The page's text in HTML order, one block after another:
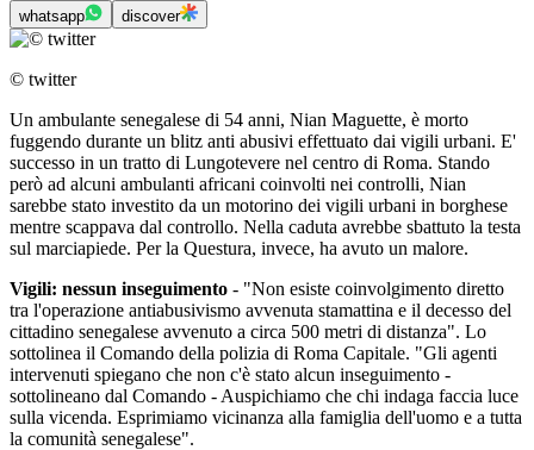
whatsapp discover
© twitter
Un ambulante senegalese di 54 anni, Nian Maguette, è morto
fuggendo durante un blitz anti abusivi effettuato dai vigili urbani. E'
successo in un tratto di Lungotevere nel centro di Roma. Stando
però ad alcuni ambulanti africani coinvolti nei controlli, Nian
sarebbe stato investito da un motorino dei vigili urbani in borghese
mentre scappava dal controllo. Nella caduta avrebbe sbattuto la testa
sul marciapiede. Per la Questura, invece, ha avuto un malore.
Vigili: nessun inseguimento - "Non esiste coinvolgimento diretto
tra l'operazione antiabusivismo avvenuta stamattina e il decesso del
cittadino senegalese avvenuto a circa 500 metri di distanza". Lo
sottolinea il Comando della polizia di Roma Capitale. "Gli agenti
intervenuti spiegano che non c'è stato alcun inseguimento -
sottolineano dal Comando - Auspichiamo che chi indaga faccia luce
sulla vicenda. Esprimiamo vicinanza alla famiglia dell'uomo e a tutta
la comunità senegalese".